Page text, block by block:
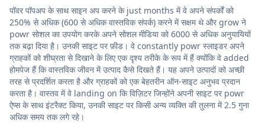
पॉवर पॉपअप के साथ साइन अप करने के just months में वे अपने संपर्कों को
250% से अधिक (600 से अधिक वास्तविक संपर्क) करने में सक्षम थे और grow ने
powr सोशल का उपयोग करके अपने सोशल मीडिया को 6000 से अधिक अनुयायियों
तक बढ़ा दिया है। उनकी साइट पर फ़ीड। वे constantly powr स्लाइडर अपने
ग्राहकों को शीघ्रता से दिखाने के लिए एक दृश्य तरीके के रूप में हैं क्योंकि वे added
होमपेज हैं कि वास्तविक जीवन में उत्पाद कैसे दिखते हैं। यह अपने उत्पादों को अच्छी
तरह से प्रदर्शित करता है और ग्राहकों को एक बेहतरीन ऑन-साइट अनुभव प्रदान
करता है। वास्तव में वे landing on कि विज़िटर जिन्होंने अपनी साइट पर powr
ऐप्स के साथ इंटरैक्ट किया, उनकी साइट पर किसी अन्य व्यक्ति की तुलना में 2.5 गुना
अधिक समय तक लगे रहे।